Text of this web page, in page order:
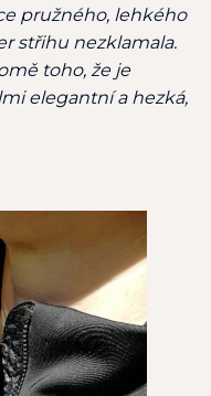
pružného, lehkého
střihu nezklamala.
toho, že je
elegantní a hezká,